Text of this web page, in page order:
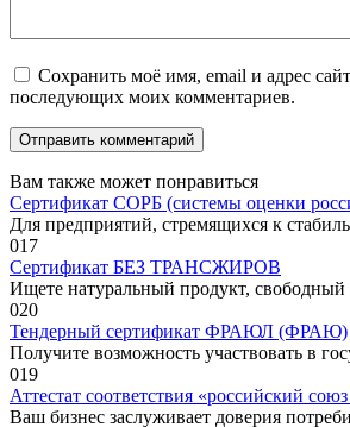
Сохранить моё имя, email и адрес
последующих моих комментариев.
Вам также может понравиться
Сертификат СОРБ (системы оценки
Для предприятий, стремящихся к
017
Сертификат БЕЗ ТРАНСЖИРОВ
Ищете натуральный продукт,
020
Тендерный сертификат ФРАЮЛ (ФРАЮ)
Получите возможность участвовать в
019
Аттестат соответствия «российский
Ваш бизнес заслуживает доверия